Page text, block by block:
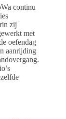
continu
zij
met
oefendag
aanrijding